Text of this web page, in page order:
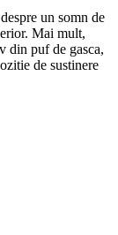
un somn de
Mai mult,
din puf de gasca,
de sustinere